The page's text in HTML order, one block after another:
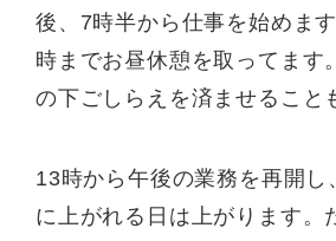
後、7時半から仕事を始めま
時までお昼休憩を取ってます
の下ごしらえを済ませること
13時から午後の業務を再開し
に上がれる日は上がります。